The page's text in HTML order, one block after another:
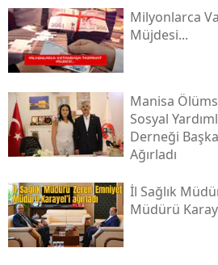
Milyonlarca
Müjdesi...
Manisa
Sosyal
Derneği
Ağırladı
İl Sağlık
Müdürü